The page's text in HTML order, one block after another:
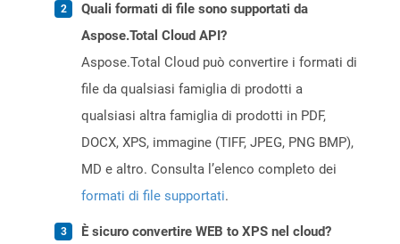
Quali formati di file sono supportati da
Aspose.Total Cloud API?
Aspose.Total Cloud può convertire i formati di
file da qualsiasi famiglia di prodotti a
qualsiasi altra famiglia di prodotti in PDF,
DOCX, XPS, immagine (TIFF, JPEG, PNG BMP),
MD e altro. Consulta l’elenco completo dei
formati di file supportati.
È sicuro convertire WEB to XPS nel cloud?